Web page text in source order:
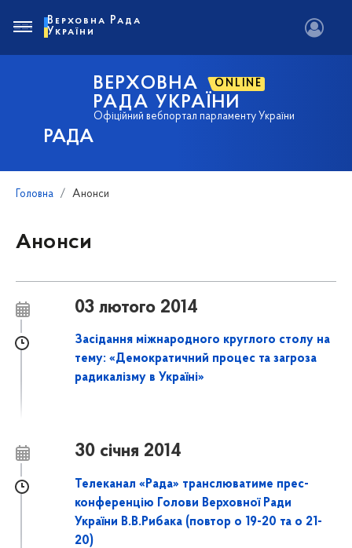
РАДА
ВЕРХОВНА ONLINE
РАДА УКРАЇНИ
Офіційний вебпортал парламенту України
Верховна Рада
України
Головна Анонси
Анонси
03 лютого 2014
Засідання міжнародного круглого столу на
тему: «Демократичний процес та загроза
радикалізму в Україні»
30 січня 2014
Телеканал «Рада» транслюватиме прес-
конференцію Голови Верховної Ради
України В.В.Рибака (повтор о 19-20 та о 21-
20)